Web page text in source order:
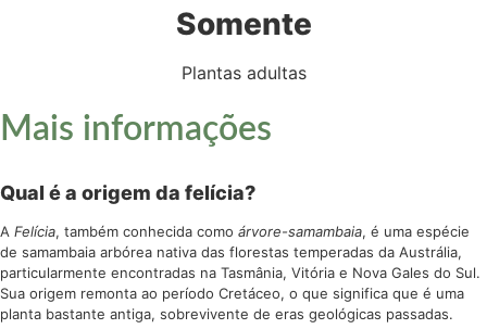
Somente
Plantas adultas
Mais informações
Qual é a origem da felícia?
A Felícia, também conhecida como árvore-samambaia, é uma espécie
de samambaia arbórea nativa das florestas temperadas da Austrália,
particularmente encontradas na Tasmânia, Vitória e Nova Gales do Sul.
Sua origem remonta ao período Cretáceo, o que significa que é uma
planta bastante antiga, sobrevivente de eras geológicas passadas.